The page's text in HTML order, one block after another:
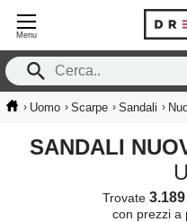
Menu
› Uomo › Scarpe › Sandali ›
SANDALI
Trovate 3.189
con prezzi a